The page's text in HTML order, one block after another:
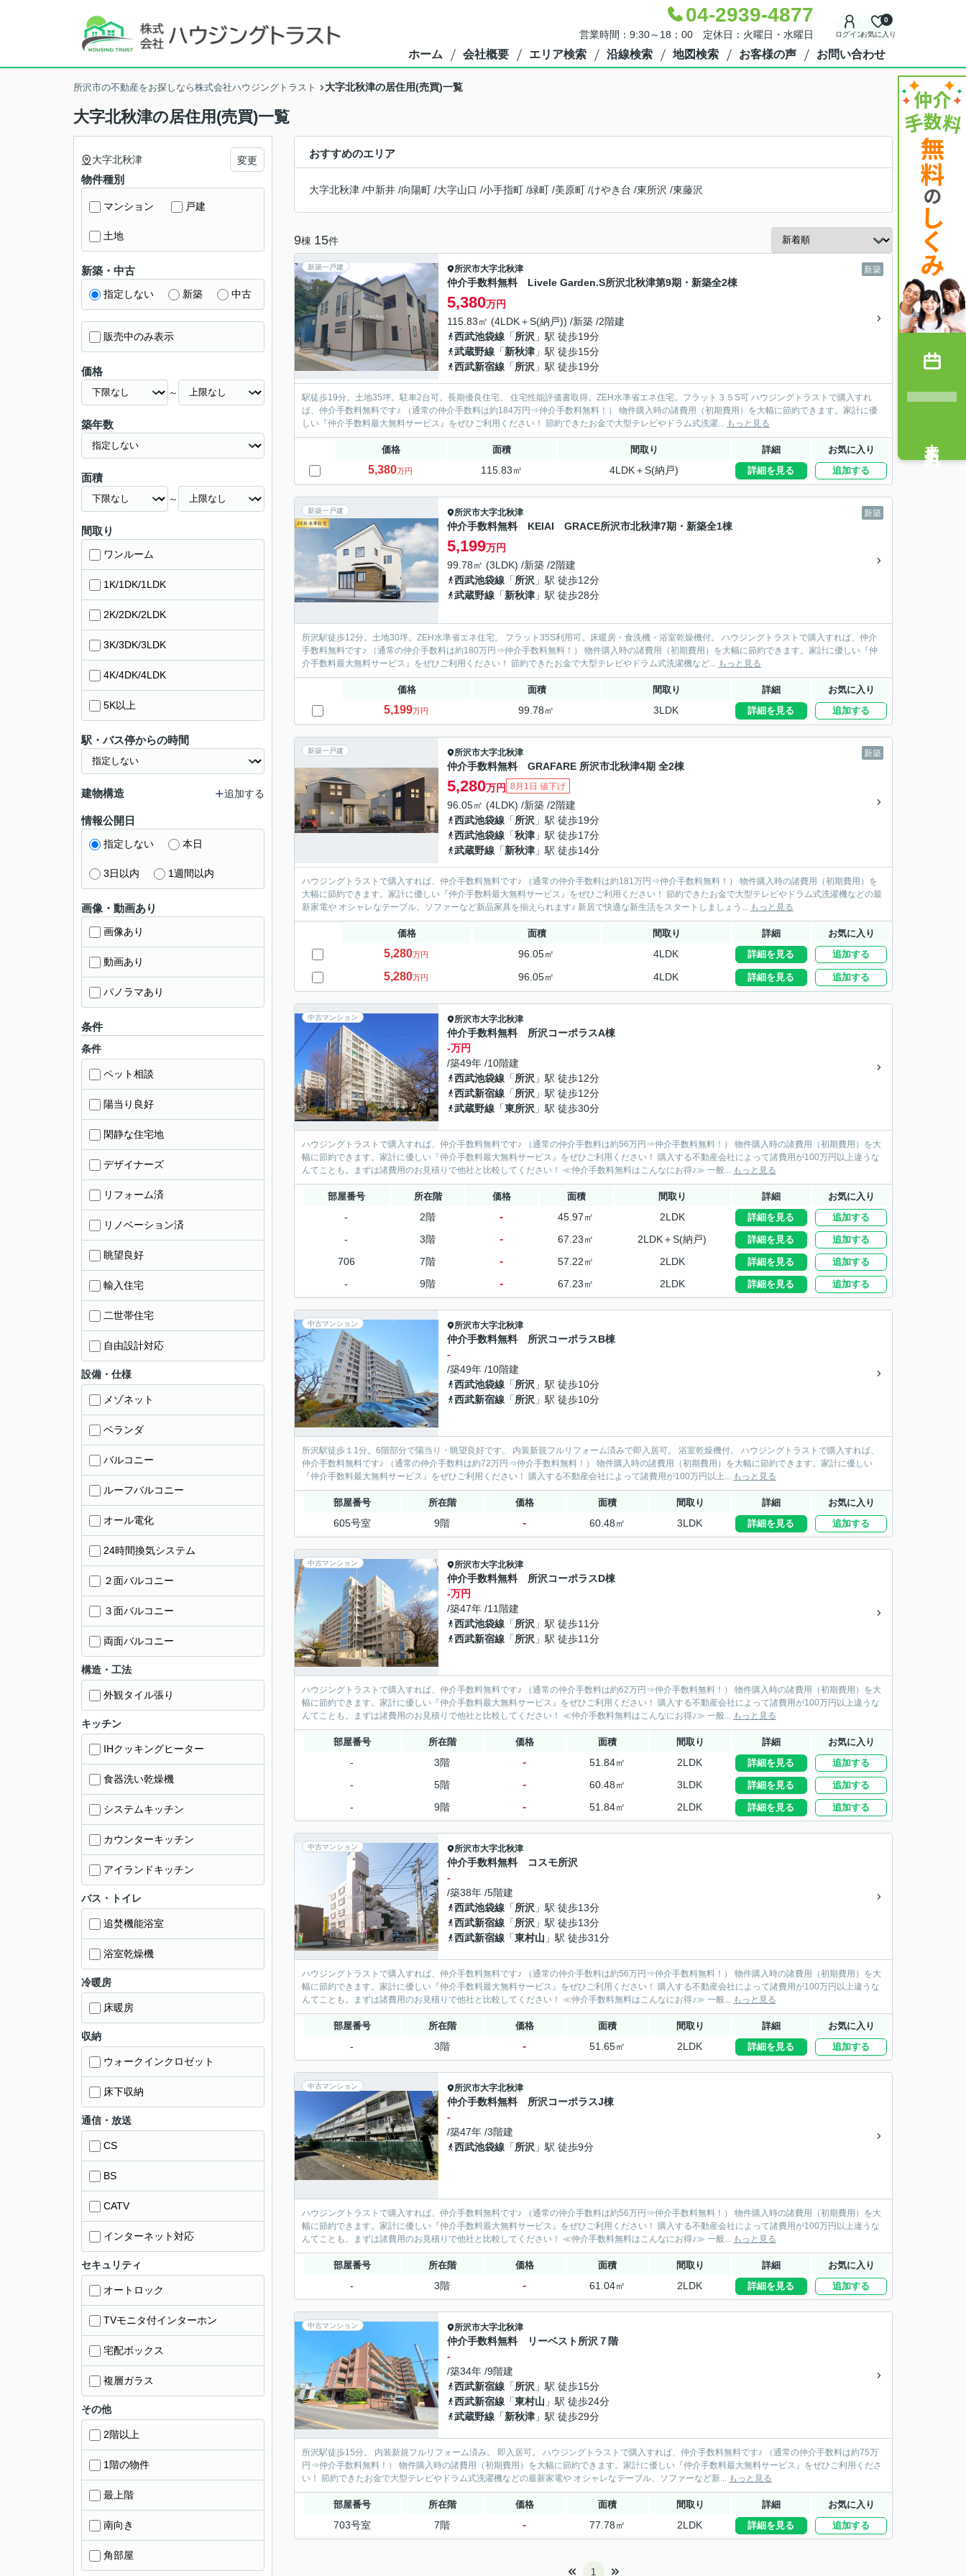
04-2939-4877
営業時間：9:30～18：00 定休日：火曜日・水曜日 ログインお気に入り
0
ホーム 会社概要 エリア検索 沿線検索 地図検索 お客様の声 お問い合わせ
所沢市の不動産をお探しなら株式会社ハウジングトラスト 大字北秋津の居住用(売買)一覧
大字北秋津の居住用(売買)一覧
おすすめのエリア
大字北秋津 /中新井 /向陽町 /大字山口 /小手指町 /緑町 /美原町 /けやき台 /東所沢 /東藤沢
9棟 15件
新築一戸建 新築
所沢市大字北秋津
仲介手数料無料 Livele Garden.S所沢北秋津第9期・新築全2棟
5,380万円
115.83㎡ (4LDK＋S(納戸)) /新築 /2階建
西武池袋線 「所沢 」駅 徒歩19分
武蔵野線 「新秋津 」駅 徒歩15分
西武新宿線 「所沢 」駅 徒歩19分
駅徒歩19分。土地35坪。駐車2台可。長期優良住宅。 住宅性能評価書取得。ZEH水準省エネ住宅。フラット３５S可 ハウジングトラストで購入すれ
ば、仲介手数料無料です♪ （通常の仲介手数料は約184万円⇒仲介手数料無料！） 物件購入時の諸費用（初期費用）を大幅に節約できます。家計に優
しい『仲介手数料最大無料サービス』をぜひご利用ください！ 節約できたお金で大型テレビやドラム式洗濯... もっと見る
価格 面積 間取り 詳細 お気に入り
5,380万円 115.83㎡ 4LDK＋S(納戸) 詳細を見る 追加する
新築一戸建 新築
所沢市大字北秋津
仲介手数料無料 KEIAI GRACE所沢市北秋津7期・新築全1棟
5,199万円
99.78㎡ (3LDK) /新築 /2階建
西武池袋線 「所沢 」駅 徒歩12分
武蔵野線 「新秋津 」駅 徒歩28分
所沢駅徒歩12分。土地30坪。ZEH水準省エネ住宅。 フラット35S利用可。床暖房・食洗機・浴室乾燥機付。 ハウジングトラストで購入すれば、仲介
手数料無料です♪ （通常の仲介手数料は約180万円⇒仲介手数料無料！） 物件購入時の諸費用（初期費用）を大幅に節約できます。家計に優しい『仲
介手数料最大無料サービス』をぜひご利用ください！ 節約できたお金で大型テレビやドラム式洗濯機など... もっと見る
価格 面積 間取り 詳細 お気に入り
5,199万円 99.78㎡ 3LDK 詳細を見る 追加する
新築一戸建 新築
所沢市大字北秋津
仲介手数料無料 GRAFARE 所沢市北秋津4期 全2棟
5,280万円 8月1日 値下げ
96.05㎡ (4LDK) /新築 /2階建
西武池袋線 「所沢 」駅 徒歩19分
西武池袋線 「秋津 」駅 徒歩17分
武蔵野線 「新秋津 」駅 徒歩14分
ハウジングトラストで購入すれば、仲介手数料無料です♪ （通常の仲介手数料は約181万円⇒仲介手数料無料！） 物件購入時の諸費用（初期費用）を
大幅に節約できます。家計に優しい『仲介手数料最大無料サービス』をぜひご利用ください！ 節約できたお金で大型テレビやドラム式洗濯機などの最
新家電や オシャレなテーブル、ソファーなど新品家具を揃えられます♪ 新居で快適な新生活をスタートしましょう... もっと見る
価格 面積 間取り 詳細 お気に入り
5,280万円 96.05㎡ 4LDK 詳細を見る 追加する
5,280万円 96.05㎡ 4LDK 詳細を見る 追加する
中古マンション 所沢市大字北秋津
仲介手数料無料 所沢コーポラスA棟
-万円
/築49年 /10階建
西武池袋線 「所沢 」駅 徒歩12分
西武新宿線 「所沢 」駅 徒歩12分
武蔵野線 「東所沢 」駅 徒歩30分
ハウジングトラストで購入すれば、仲介手数料無料です♪ （通常の仲介手数料は約56万円⇒仲介手数料無料！） 物件購入時の諸費用（初期費用）を大
幅に節約できます。家計に優しい『仲介手数料最大無料サービス』をぜひご利用ください！ 購入する不動産会社によって諸費用が100万円以上違うな
んてことも。まずは諸費用のお見積りで他社と比較してください！ ≪仲介手数料無料はこんなにお得♪≫ 一般... もっと見る
部屋番号 所在階 価格 面積 間取り 詳細 お気に入り
- 2階 - 45.97㎡ 2LDK 詳細を見る 追加する
- 3階 - 67.23㎡ 2LDK＋S(納戸) 詳細を見る 追加する
706 7階 - 57.22㎡ 2LDK 詳細を見る 追加する
- 9階 - 67.23㎡ 2LDK 詳細を見る 追加する
中古マンション 所沢市大字北秋津
仲介手数料無料 所沢コーポラスB棟
-
/築49年 /10階建
西武池袋線 「所沢 」駅 徒歩10分
西武新宿線 「所沢 」駅 徒歩10分
所沢駅徒歩１1分。6階部分で陽当り・眺望良好です。 内装新規フルリフォーム済みで即入居可。 浴室乾燥機付。 ハウジングトラストで購入すれば、
仲介手数料無料です♪ （通常の仲介手数料は約72万円⇒仲介手数料無料！） 物件購入時の諸費用（初期費用）を大幅に節約できます。家計に優しい
『仲介手数料最大無料サービス』をぜひご利用ください！ 購入する不動産会社によって諸費用が100万円以上... もっと見る
部屋番号 所在階 価格 面積 間取り 詳細 お気に入り
605号室 9階 - 60.48㎡ 3LDK 詳細を見る 追加する
中古マンション 所沢市大字北秋津
仲介手数料無料 所沢コーポラスD棟
-万円
/築47年 /11階建
西武池袋線 「所沢 」駅 徒歩11分
西武新宿線 「所沢 」駅 徒歩11分
ハウジングトラストで購入すれば、仲介手数料無料です♪ （通常の仲介手数料は約62万円⇒仲介手数料無料！） 物件購入時の諸費用（初期費用）を大
幅に節約できます。家計に優しい『仲介手数料最大無料サービス』をぜひご利用ください！ 購入する不動産会社によって諸費用が100万円以上違うな
んてことも。まずは諸費用のお見積りで他社と比較してください！ ≪仲介手数料無料はこんなにお得♪≫ 一般... もっと見る
部屋番号 所在階 価格 面積 間取り 詳細 お気に入り
- 3階 - 51.84㎡ 2LDK 詳細を見る 追加する
- 5階 - 60.48㎡ 3LDK 詳細を見る 追加する
- 9階 - 51.84㎡ 2LDK 詳細を見る 追加する
中古マンション 所沢市大字北秋津
仲介手数料無料 コスモ所沢
-
/築38年 /5階建
西武池袋線 「所沢 」駅 徒歩13分
西武新宿線 「所沢 」駅 徒歩13分
西武新宿線 「東村山 」駅 徒歩31分
ハウジングトラストで購入すれば、仲介手数料無料です♪ （通常の仲介手数料は約56万円⇒仲介手数料無料！） 物件購入時の諸費用（初期費用）を大
幅に節約できます。家計に優しい『仲介手数料最大無料サービス』をぜひご利用ください！ 購入する不動産会社によって諸費用が100万円以上違うな
んてことも。まずは諸費用のお見積りで他社と比較してください！ ≪仲介手数料無料はこんなにお得♪≫ 一般... もっと見る
部屋番号 所在階 価格 面積 間取り 詳細 お気に入り
- 3階 - 51.65㎡ 2LDK 詳細を見る 追加する
中古マンション 所沢市大字北秋津
仲介手数料無料 所沢コーポラスJ棟
-
/築47年 /3階建
西武池袋線 「所沢 」駅 徒歩9分
ハウジングトラストで購入すれば、仲介手数料無料です♪ （通常の仲介手数料は約56万円⇒仲介手数料無料！） 物件購入時の諸費用（初期費用）を大
幅に節約できます。家計に優しい『仲介手数料最大無料サービス』をぜひご利用ください！ 購入する不動産会社によって諸費用が100万円以上違うな
んてことも。まずは諸費用のお見積りで他社と比較してください！ ≪仲介手数料無料はこんなにお得♪≫ 一般... もっと見る
部屋番号 所在階 価格 面積 間取り 詳細 お気に入り
- 3階 - 61.04㎡ 2LDK 詳細を見る 追加する
中古マンション 所沢市大字北秋津
仲介手数料無料 リーベスト所沢７階
-
/築34年 /9階建
西武新宿線 「所沢 」駅 徒歩15分
西武新宿線 「東村山 」駅 徒歩24分
武蔵野線 「新秋津 」駅 徒歩29分
所沢駅徒歩15分。 内装新規フルリフォーム済み。 即入居可。 ハウジングトラストで購入すれば、仲介手数料無料です♪ （通常の仲介手数料は約75万
円⇒仲介手数料無料！） 物件購入時の諸費用（初期費用）を大幅に節約できます。家計に優しい『仲介手数料最大無料サービス』をぜひご利用くださ
い！ 節約できたお金で大型テレビやドラム式洗濯機などの最新家電や オシャレなテーブル、ソファーなど新... もっと見る
部屋番号 所在階 価格 面積 間取り 詳細 お気に入り
703号室 7階 - 77.78㎡ 2LDK 詳細を見る 追加する
1
大字北秋津 変更
物件種別
マンション 戸建
土地
新築・中古
指定しない 新築 中古
販売中のみ表示
価格
～
築年数
面積
～
間取り
ワンルーム
1K/1DK/1LDK
2K/2DK/2LDK
3K/3DK/3LDK
4K/4DK/4LDK
5K以上
駅・バス停からの時間
建物構造 追加する
情報公開日
指定しない 本日
3日以内 1週間以内
画像・動画あり
画像あり
動画あり
パノラマあり
条件
条件
ペット相談
陽当り良好
閑静な住宅地
デザイナーズ
リフォーム済
リノベーション済
眺望良好
輸入住宅
二世帯住宅
自由設計対応
設備・仕様
メゾネット
ベランダ
バルコニー
ルーフバルコニー
オール電化
24時間換気システム
２面バルコニー
３面バルコニー
両面バルコニー
構造・工法
外観タイル張り
キッチン
IHクッキングヒーター
食器洗い乾燥機
システムキッチン
カウンターキッチン
アイランドキッチン
バス・トイレ
追焚機能浴室
浴室乾燥機
冷暖房
床暖房
収納
ウォークインクロゼット
床下収納
通信・放送
CS
BS
CATV
インターネット対応
セキュリティ
オートロック
TVモニタ付インターホン
宅配ボックス
複層ガラス
その他
2階以上
1階の物件
最上階
南向き
角部屋